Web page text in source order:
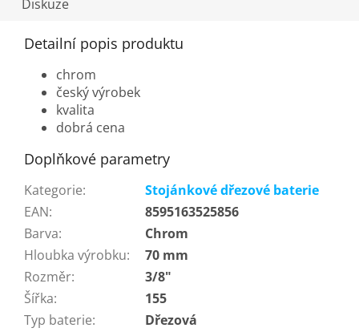
Diskuze
Detailní popis produktu
chrom
český výrobek
kvalita
dobrá cena
Doplňkové parametry
Kategorie:
Stojánkové dřezové baterie
EAN:
8595163525856
Barva:
Chrom
Hloubka výrobku:
70 mm
Rozměr:
3/8"
Šířka:
155
Typ baterie:
Dřezová